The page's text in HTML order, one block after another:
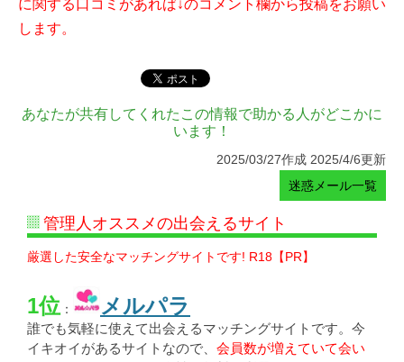
に関する口コミがあれば↓のコメント欄から投稿をお願い
します。
あなたが共有してくれたこの情報で助かる人がどこかに
います！
2025/03/27作成 2025/4/6更新
迷惑メール一覧
管理人オススメの出会えるサイト
厳選した安全なマッチングサイトです! R18【PR】
1位 ： メルパラ
誰でも気軽に使えて出会えるマッチングサイトです。今
イキオイがあるサイトなので、 会員数が増えていて会い